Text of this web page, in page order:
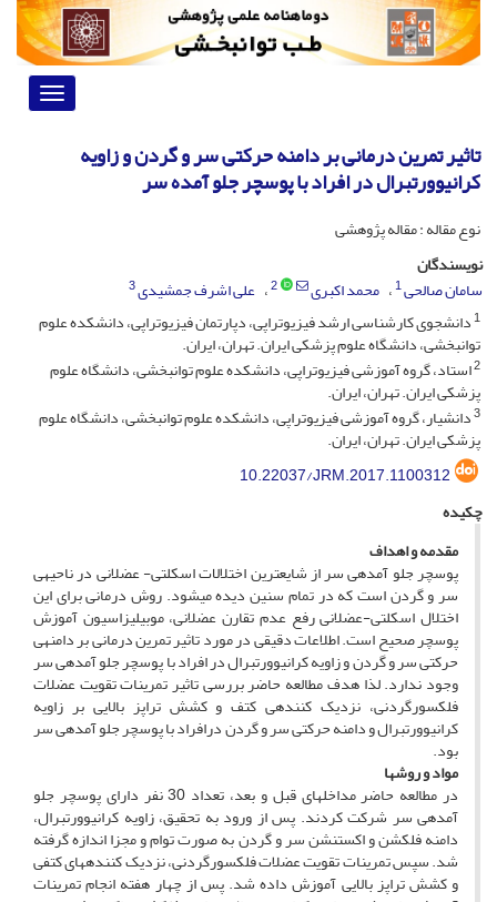
Toggle
تاثیر تمرین درمانی بر دامنه حرکتی سر و گردن و زاویه
کرانیوورتبرال در افراد با پوسچر جلو آمده سر
نوع مقاله : مقاله پژوهشی
نویسندگان
سامان صالحی1 محمد اکبری 2 علی اشرف جمشیدی3
1دانشجوی کارشناسی ارشد فیزیوتراپی، دپارتمان فیزیوتراپی، دانشکده علوم
توانبخشی، دانشگاه علوم پزشکی ایران. تهران، ایران.
2استاد، گروه آموزشی فیزیوتراپی، دانشکده علوم توانبخشی، دانشگاه علوم
پزشکی ایران. تهران، ایران.
3دانشیار، گروه آموزشی فیزیوتراپی، دانشکده علوم توانبخشی، دانشگاه علوم
پزشکی ایران. تهران، ایران.
10.22037/JRM.2017.1100312
چکیده
مقدمه و اهداف
پوسچر جلو آمده­ی سر از شایع­ترین اختلالات اسکلتی- عضلانی در ناحیه­ی
سر و گردن است که در تمام سنین دیده می­شود. روش درمانی برای این
اختلال اسکلتی-عضلانی رفع عدم تقارن عضلانی، موبیلیزاسیون آموزش
پوسچر صحیح است. اطلاعات دقیقی در مورد تاثیر تمرین درمانی بر دامنه­ی
حرکتی سر و گردن و زاویه کرانیوورتبرال در افراد با پوسچر جلو آمده­ی سر
وجود ندارد. لذا هدف مطالعه حاضر بررسی تاثیر تمرینات تقویت عضلات
فلکسورگردنی، نزدیک کننده­ی کتف و کشش تراپز بالایی بر زاویه
کرانیوورتبرال و دامنه حرکتی سر و گردن درافراد با پوسچر جلو آمده­ی سر
بود.
مواد و روش­ها
در مطالعه حاضر مداخله­ای قبل و بعد، تعداد 30 نفر دارای پوسچر جلو
آمده­ی سر شرکت کردند. پس از ورود به تحقیق، زاویه کرانیوورتبرال،
دامنه فلکشن و اکستنشن سر و گردن به صورت توام و مجزا اندازه گرفته
شد. سپس تمرینات تقویت عضلات فلکسورگردنی، نزدیک کننده­های کتفی
و کشش تراپز بالایی آموزش داده شد. پس از چهار هفته انجام تمرینات